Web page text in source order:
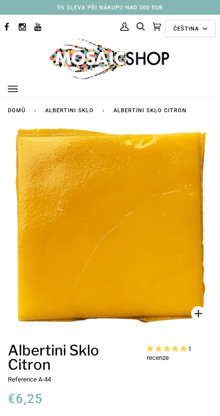
na
obsah
3% SLEVA PŘI NÁKUPU NAD 250 EUR
FACEBOOKINSTAGRAM
YOUTUBE
Můj
HledatDoporučenéJazyk
ČEŠTINA
DOMŮ › ALBERTINI SKLO › ALBERTINI SKLO CITRON
Albertini Sklo
Citron
1
recenze
Reference A-44
€6,25